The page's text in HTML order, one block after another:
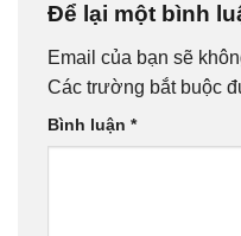
Để lại một bình
Email của bạn sẽ
Các trường bắt buộc
Bình luận *